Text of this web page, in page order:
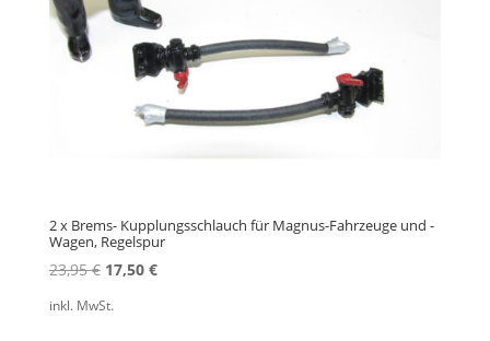
2 x Brems- Kupplungsschlauch für Magnus-Fahrzeuge und -
Wagen, Regelspur
23,95€ Ursprünglicher
17,50 €Aktueller
inkl. MwSt.